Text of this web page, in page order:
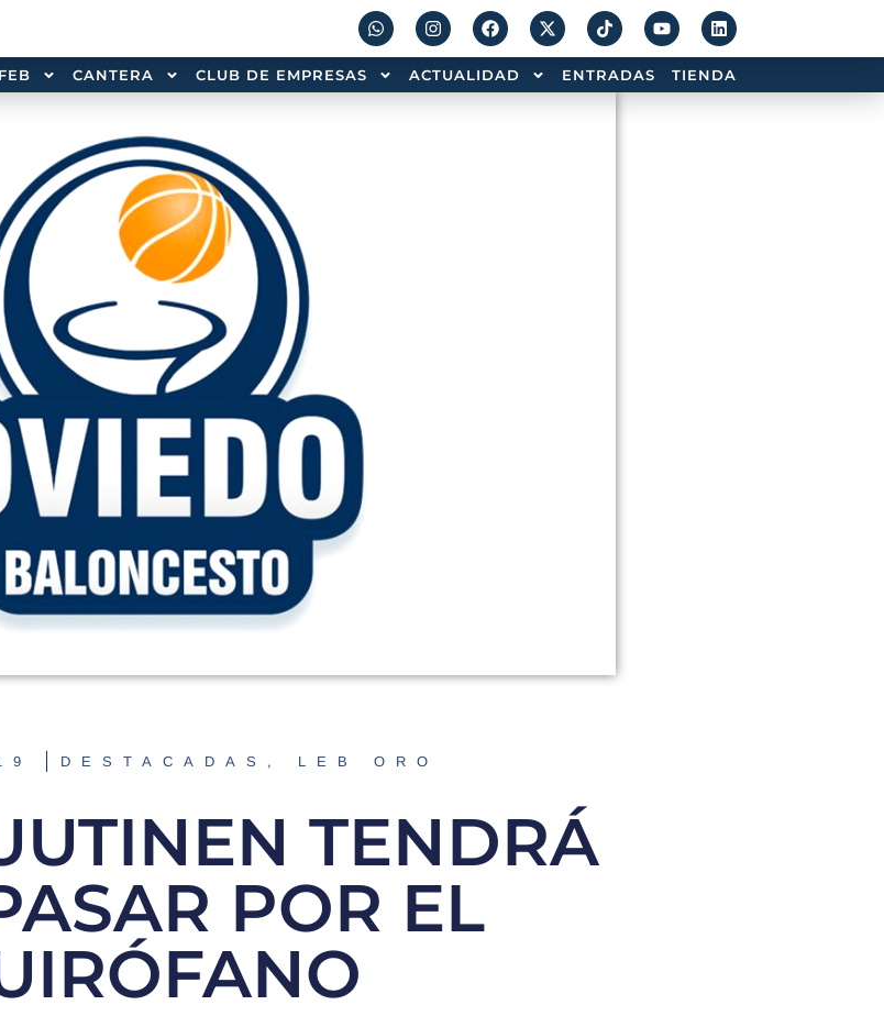
CANTERA CLUB DE EMPRESAS ACTUALIDAD ENTRADAS TIENDA
DESTACADAS , LEB ORO
TENDRÁ
POR EL